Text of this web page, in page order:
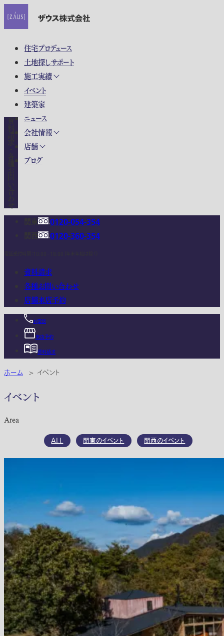
住宅プロデュース
土地探しサポート
施工実績
イベント
建築家
ニュース
会社情報
店舗
ブログ
0120-054-354
0120-360-354
資料請求
各種お問い合わせ
店舗来店予約
お電話
来店予約
資料請求
ホーム > イベント
イベント
Area
ALL 関東のイベント 関西のイベント